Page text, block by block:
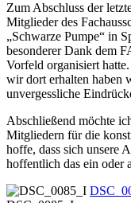
Zum Abschluss der
Mitglieder des
„Schwarze Pumpe“ in
besonderer Dank dem
Vorfeld organisiert
wir dort erhalten haben
unvergessliche
Abschließend möchte
Mitgliedern für die
hoffe, dass sich unsere
hoffentlich das ein oder